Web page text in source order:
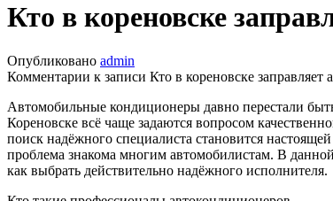
Кто в кореновске
Опубликовано admin
Комментарии к записи Кто в кореновске
Автомобильные кондиционеры давно перестали
Кореновске всё чаще задаются вопросом
поиск надёжного специалиста становится
проблема знакома многим автомобилистам. В
как выбрать действительно надёжного исполнителя.